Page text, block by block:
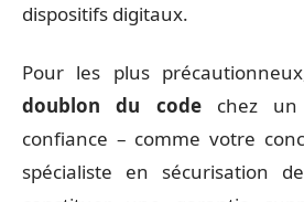
dispositifs digitaux.
Pour les plus
doublon du codechez un
confiance – comme votre
spécialiste en sécurisation